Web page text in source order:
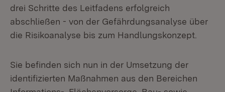
drei Schritte des Leitfadens erfolgreich
abschließen - von der Gefährdungsanalyse über
die Risikoanalyse bis zum Handlungskonzept.
Sie befinden sich nun in der Umsetzung der
identifizierten Maßnahmen aus den Bereichen